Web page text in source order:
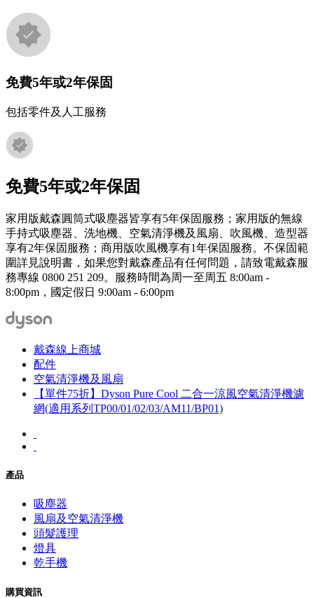
免費5年或2年保固
包括零件及人工服務
免費5年或2年保固
家用版戴森圓筒式吸塵器皆享有5年保固服務；家用版的無線
手持式吸塵器、洗地機、空氣清淨機及風扇、吹風機、造型器
享有2年保固服務；商用版吹風機享有1年保固服務。不保固範
圍詳見說明書，如果您對戴森產品有任何問題，請致電戴森服
務專線 0800 251 209。服務時間為周一至周五 8:00am -
8:00pm，國定假日 9:00am - 6:00pm
戴森線上商城
配件
空氣清淨機及風扇
【單件75折】Dyson Pure Cool 二合一涼風空氣清淨機濾
網(適用系列TP00/01/02/03/AM11/BP01)
產品
吸塵器
風扇及空氣清淨機
頭髮護理
燈具
乾手機
購買資訊